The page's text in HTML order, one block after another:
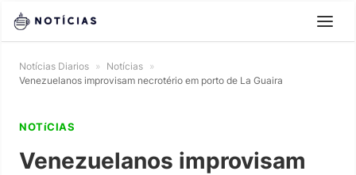
Notícias Diarios » Notícias »
Venezuelanos improvisam necrotério em porto de La Guaira
NOTíCIAS
Venezuelanos improvisam